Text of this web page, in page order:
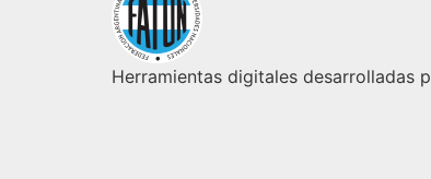
Herramientas digitales desarrolladas